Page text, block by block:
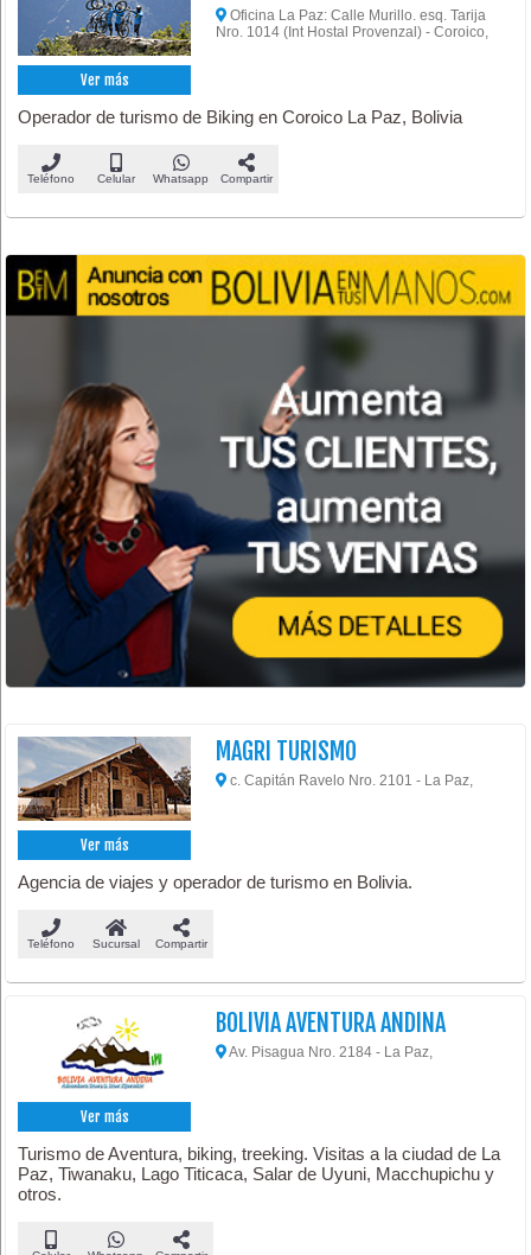
Ver más
Oficina La Paz: Calle Murillo. esq. Tarija
Nro. 1014 (Int Hostal Provenzal) - Coroico,
Operador de turismo de Biking en Coroico La Paz, Bolivia
Teléfono Celular Whatsapp Compartir
Ver más
MAGRI TURISMO
c. Capitán Ravelo Nro. 2101 - La Paz,
Agencia de viajes y operador de turismo en Bolivia.
Teléfono Sucursal Compartir
Ver más
BOLIVIA AVENTURA ANDINA
Av. Pisagua Nro. 2184 - La Paz,
Turismo de Aventura, biking, treeking. Visitas a la ciudad de La
Paz, Tiwanaku, Lago Titicaca, Salar de Uyuni, Macchupichu y
otros.